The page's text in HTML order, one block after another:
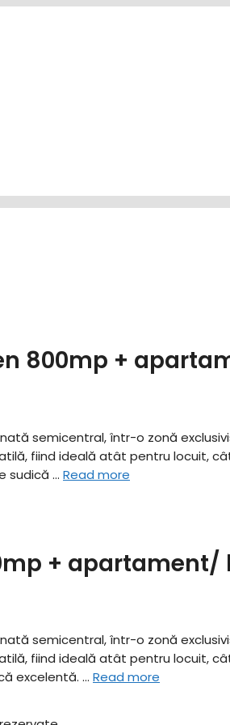
800mp +
semicentral, într-o zonă
fiind ideală atât pentru locuit,
sudică … Read more
+ apartament/
semicentral, într-o zonă
fiind ideală atât pentru locuit,
excelentă. … Read more